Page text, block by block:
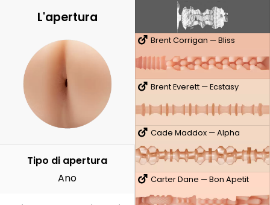
Brent Corrigan — Bliss
Brent Everett — Ecstasy
Cade Maddox — Alpha
Carter Dane — Bon Apetit
L'apertura
Tipo di apertura
Ano